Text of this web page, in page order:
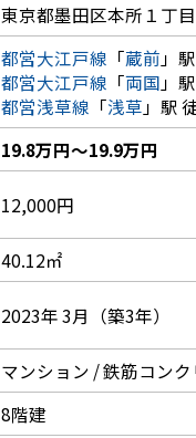
東京都墨田区本所１丁目
都営大江戸線 「蔵前 」
都営大江戸線 「両国 」
都営浅草線 「浅草 」駅
19.8万円～19.9万円
12,000円
40.12㎡
2023年 3月（築3年）
マンション / 鉄筋コンク
8階建